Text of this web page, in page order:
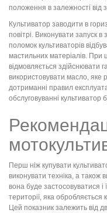
положення в залежності від
Культиватор заводити в
повітрі. Виконувати запуск
поломок культиваторів
мастильних матеріалів. При
відмовляється здійснювати
використовувати масло, яке
дотриманні правил
обслуговуванні культиватор
Перш ніж купувати
виконувати техніка, а також
вона буде застосовуватися і
території, яка обробляється
Цей показник залежить від